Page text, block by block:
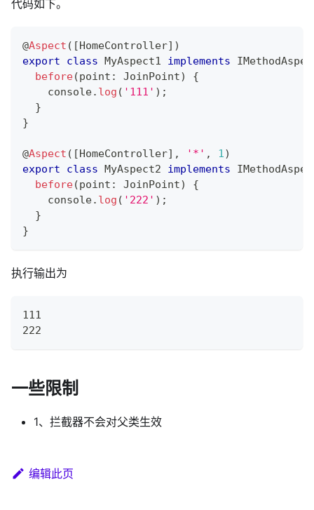
代码如下。
@Aspect ( [HomeController] )
export
class MyAspect1 implements
before(point : JoinPoint)
{
console. log ( '111' ) ;
}
}
@Aspect ( [HomeController] , '*' , 1)
export
class MyAspect2 implements
before(point : JoinPoint)
{
console. log ( '222' ) ;
}
}
执行输出为
111
222
一些限制
1、拦截器不会对父类生效
编辑此页